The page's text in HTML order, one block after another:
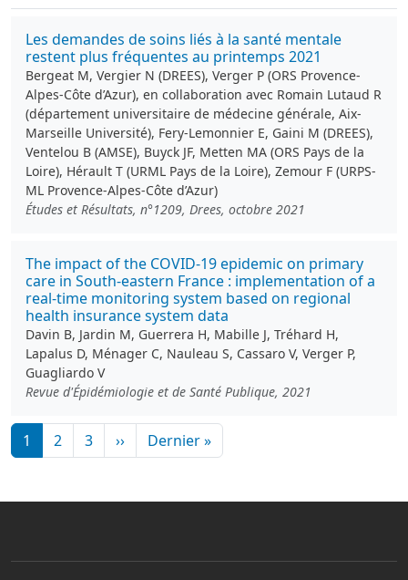
Les demandes de soins liés à la santé mentale
restent plus fréquentes au printemps 2021
Bergeat M, Vergier N (DREES), Verger P (ORS Provence-
Alpes-Côte d’Azur), en collaboration avec Romain Lutaud R
(département universitaire de médecine générale, Aix-
Marseille Université), Fery-Lemonnier E, Gaini M (DREES),
Ventelou B (AMSE), Buyck JF, Metten MA (ORS Pays de la
Loire), Hérault T (URML Pays de la Loire), Zemour F (URPS-
ML Provence-Alpes-Côte d’Azur)
Études et Résultats, n°1209, Drees, octobre 2021
The impact of the COVID-19 epidemic on primary
care in South-eastern France : implementation of a
real-time monitoring system based on regional
health insurance system data
Davin B, Jardin M, Guerrera H, Mabille J, Tréhard H,
Lapalus D, Ménager C, Nauleau S, Cassaro V, Verger P,
Guagliardo V
Revue d'Épidémiologie et de Santé Publique, 2021
Pagination
1 2 3 ››Page suivante
Dernier »Dernière page